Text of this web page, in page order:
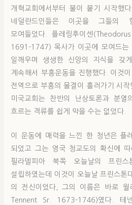
개혁교회에서부터 불이 붙기 시작했
네덜란드인들은 이곳을 그들의
모여들었다. 플레링후이센
1691-1747) 목사가 이곳에 모여드는
일깨우며 생생한 신앙의 지식을 갖
계속해서 부흥운동을 진행했다. 이것
전역으로 부흥의 물결이 흘러가기 시작
미국교회는 찬반의 난상토론과 분
흐르는 격류를 쉽게 막을 수는 없었다.
이 운동에 매력을 느낀 한 청년은 플
되었고 그는 영국 청교도의 확신에 따
필라델피아 북쪽 오늘날의 프린
설립하였는데 이것이 오늘날 프린스톤
의 전신이었다, 그의 이름은 바로 월
Tennent Sr. 1673–1746)였다.